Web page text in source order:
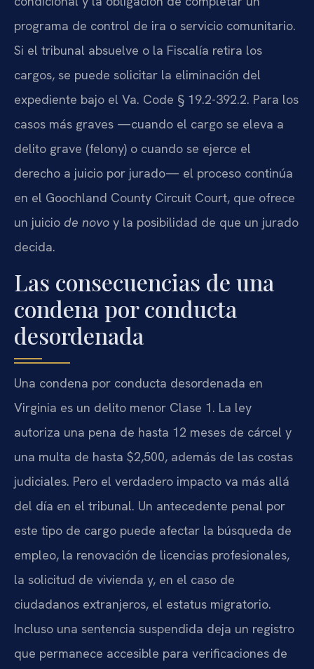
programa de control de ira o servicio comunitario.
Si el tribunal absuelve o la Fiscalía retira los
cargos, se puede solicitar la eliminación del
expediente bajo el Va. Code § 19.2-392.2. Para los
casos más graves —cuando el cargo se eleva a
delito grave (felony) o cuando se ejerce el
derecho a juicio por jurado— el proceso continúa
en el Goochland County Circuit Court, que ofrece
un juicio de novo y la posibilidad de que un jurado
decida.
Las consecuencias de una
condena por conducta
desordenada
Una condena por conducta desordenada en
Virginia es un delito menor Clase 1. La ley
autoriza una pena de hasta 12 meses de cárcel y
una multa de hasta $2,500, además de las costas
judiciales. Pero el verdadero impacto va más allá
del día en el tribunal. Un antecedente penal por
este tipo de cargo puede afectar la búsqueda de
empleo, la renovación de licencias profesionales,
la solicitud de vivienda y, en el caso de
ciudadanos extranjeros, el estatus migratorio.
Incluso una sentencia suspendida deja un registro
que permanece accesible para verificaciones de